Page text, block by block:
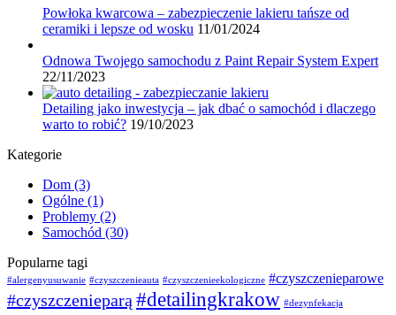
Powłoka kwarcowa – zabezpieczenie lakieru tańsze od
ceramiki i lepsze od wosku 11/01/2024
Odnowa Twojego samochodu z Paint Repair System Expert
22/11/2023
Detailing jako inwestycja – jak dbać o samochód i dlaczego
warto to robić? 19/10/2023
Kategorie
Dom (3)
Ogólne (1)
Problemy (2)
Samochód (30)
Popularne tagi
#alergenyusuwanie #czyszczenieauta #czyszczenieekologiczne #czyszczenieparowe
#czyszczenieparą #detailingkrakow #dezynfekacja